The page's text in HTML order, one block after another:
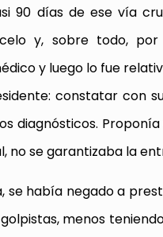
90 días de ese vía
y, sobre todo,
y luego lo fue
constatar con
diagnósticos.
no se garantizaba la
había negado a
menos